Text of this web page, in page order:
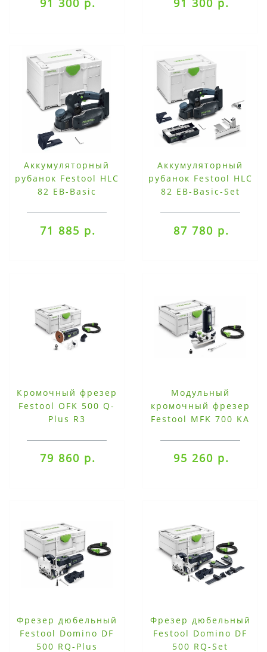
Аккумуляторный
рубанок Festool HLC
82 EB-Basic
71 885 р.
Аккумуляторный
рубанок Festool HLC
82 EB-Basic-Set
87 780 р.
Кромочный фрезер
Festool OFK 500 Q-
Plus R3
79 860 р.
Модульный
кромочный фрезер
Festool MFK 700 KA
95 260 р.
Фрезер дюбельный
Festool Domino DF
500 RQ-Plus
Фрезер дюбельный
Festool Domino DF
500 RQ-Set